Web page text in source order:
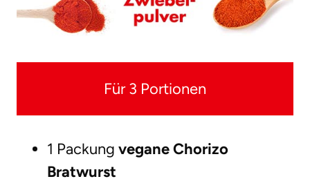
Für 3 Portionen
1 Packung vegane Chorizo
Bratwurst